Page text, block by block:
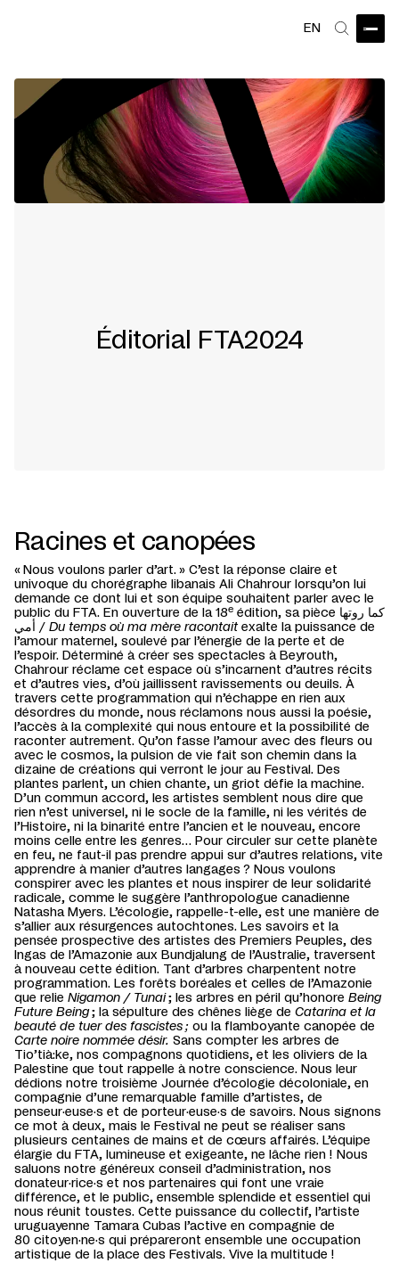
EN
Éditorial FTA2024
Racines et canopées
« Nous voulons parler d’art. » C’est la réponse claire et
univoque du chorégraphe libanais Ali Chahrour lorsqu’on lui
demande ce dont lui et son équipe souhaitent parler avec le
public du FTA. En ouverture de la 18e édition, sa pièce كما روتها
أمي / Du temps où ma mère racontaitexalte la puissance de
l’amour maternel, soulevé par l’énergie de la perte et de
l’espoir. Déterminé à créer ses spectacles à Beyrouth,
Chahrour réclame cet espace où s’incarnent d’autres récits
et d’autres vies, d’où jaillissent ravissements ou deuils. À
travers cette programmation qui n’échappe en rien aux
désordres du monde, nous réclamons nous aussi la poésie,
l’accès à la complexité qui nous entoure et la possibilité de
raconter autrement. Qu’on fasse l’amour avec des fleurs ou
avec le cosmos, la pulsion de vie fait son chemin dans la
dizaine de créations qui verront le jour au Festival. Des
plantes parlent, un chien chante, un griot défie la machine.
D’un commun accord, les artistes semblent nous dire que
rien n’est universel, ni le socle de la famille, ni les vérités de
l’Histoire, ni la binarité entre l’ancien et le nouveau, encore
moins celle entre les genres… Pour circuler sur cette planète
en feu, ne faut-il pas prendre appui sur d’autres relations, vite
apprendre à manier d’autres langages ? Nous voulons
conspirer avec les plantes et nous inspirer de leur solidarité
radicale, comme le suggère l’anthropologue canadienne
Natasha Myers. L’écologie, rappelle-t-elle, est une manière de
s’allier aux résurgences autochtones. Les savoirs et la
pensée prospective des artistes des Premiers Peuples, des
Ingas de l’Amazonie aux Bundjalung de l’Australie, traversent
à nouveau cette édition. Tant d’arbres charpentent notre
programmation. Les forêts boréales et celles de l’Amazonie
que relie Nigamon / Tunai ; les arbres en péril qu’honore Being
Future Being; la sépulture des chênes liège de Catarina et la
beauté de tuer des fascistes ; ou la flamboyante canopée de
Carte noire nommée désir. Sans compter les arbres de
Tio’tià:ke, nos compagnons quotidiens, et les oliviers de la
Palestine que tout rappelle à notre conscience. Nous leur
dédions notre troisième Journée d’écologie décoloniale, en
compagnie d’une remarquable famille d’artistes, de
penseur·euse·s et de porteur·euse·s de savoirs. Nous signons
ce mot à deux, mais le Festival ne peut se réaliser sans
plusieurs centaines de mains et de cœurs affairés. L’équipe
élargie du FTA, lumineuse et exigeante, ne lâche rien ! Nous
saluons notre généreux conseil d’administration, nos
donateur·rice·s et nos partenaires qui font une vraie
différence, et le public, ensemble splendide et essentiel qui
nous réunit toustes. Cette puissance du collectif, l’artiste
uruguayenne Tamara Cubas l’active en compagnie de
80 citoyen·ne·s qui prépareront ensemble une occupation
artistique de la place des Festivals. Vive la multitude !